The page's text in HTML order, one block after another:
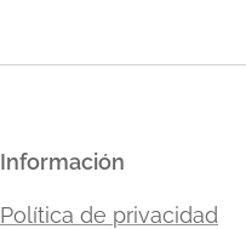
Información
Política de privacidad